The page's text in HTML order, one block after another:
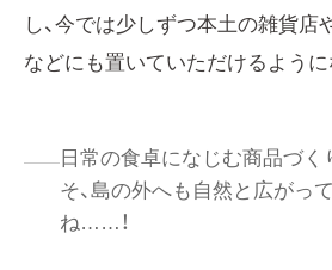
し、今では少しずつ本土の雑貨店
などにも置いていただけるように
日常の食卓になじむ商品づく
そ、島の外へも自然と広がっ
ね……！